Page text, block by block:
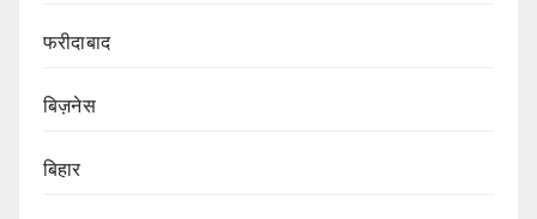
फरीदाबाद
बिज़नेस
बिहार